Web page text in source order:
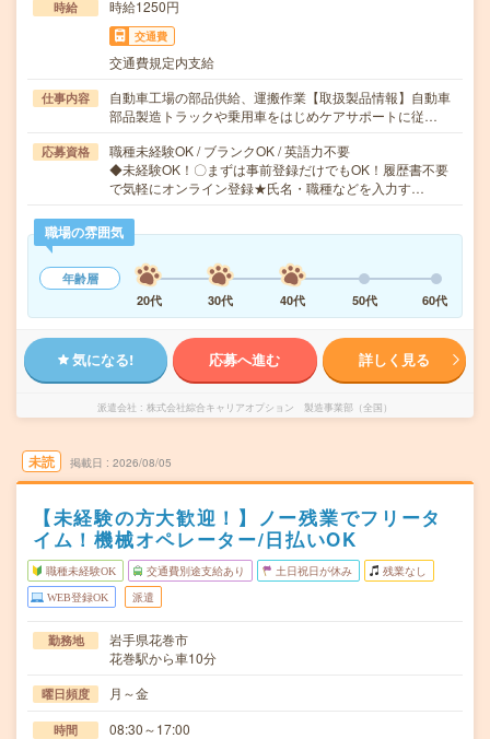
時給 時給1250円
交通費
交通費規定内支給
仕事内容
自動車工場の部品供給、運搬作業【取扱製品情報】自動車
部品製造トラックや乗用車をはじめケアサポートに従…
応募資格
職種未経験OK / ブランクOK / 英語力不要
◆未経験OK！〇まずは事前登録だけでもOK！履歴書不要
で気軽にオンライン登録★氏名・職種などを入力す…
職場の雰囲気
年齢層
20代
30代 40代 50代 60代
気になる! 応募へ進む 詳しく見る
派遣会社 株式会社綜合キャリアオプション 製造事業部（全国）
未読 掲載日 2026/08/05
【未経験の方大歓迎！】ノー残業でフリータ
イム！機械オペレーター/日払いOK
職種未経験OK 交通費別途支給あり 土日祝日が休み 残業なし
WEB登録OK 派遣
勤務地
岩手県花巻市
花巻駅から車10分
曜日頻度 月～金
時間 08:30～17:00